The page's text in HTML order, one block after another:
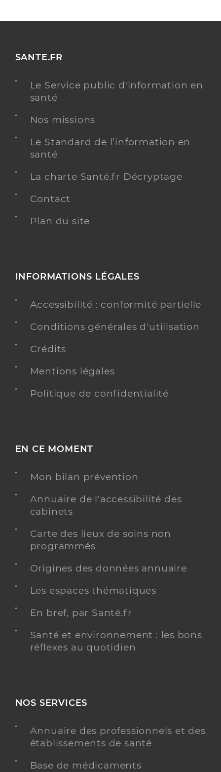
SANTE.FR
Le Service public d'information en
santé
Nos missions
Le Standard de l’information en
santé
La charte Santé.fr Décryptage
Contact
Plan du site
INFORMATIONS LÉGALES
Accessibilité : conformité partielle
Conditions générales d'utilisation
Crédits
Mentions légales
Politique de confidentialité
EN CE MOMENT
Mon bilan prévention
Annuaire de l'accessibilité des
cabinets
Carte des lieux de soins non
programmés
Origines des données annuaire
Les espaces thématiques
En bref, par Santé.fr
Santé et environnement : les bons
réflexes au quotidien
NOS SERVICES
Annuaire des professionnels et des
établissements de santé
Base de médicaments